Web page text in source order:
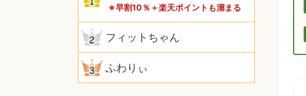
※早割10％＋楽天ポイントも溜まる
フィットちゃん
ふわりぃ